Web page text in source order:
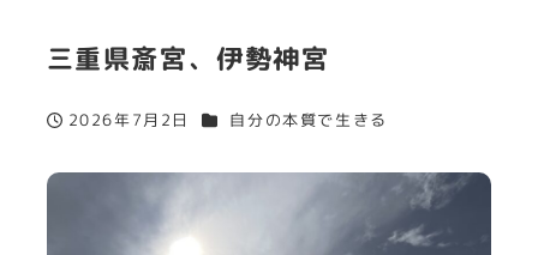
三重県斎宮、伊勢神宮
投稿日
2026年7月2日 カテゴリー
自分の本質で生きる